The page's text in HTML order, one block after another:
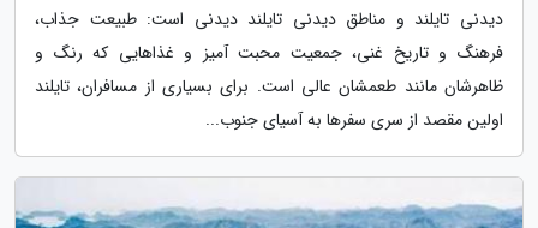
دیدنی تایلند و مناطق دیدنی تایلند دیدنی است: طبیعت جذاب،
فرهنگ و تاریخ غنی، جمعیت محبت آمیز و غذاهایی که رنگ و
ظاهرشان مانند طعمشان عالی است. برای بسیاری از مسافران، تایلند
اولین مقصد از سری سفرها به آسیای جنوب...